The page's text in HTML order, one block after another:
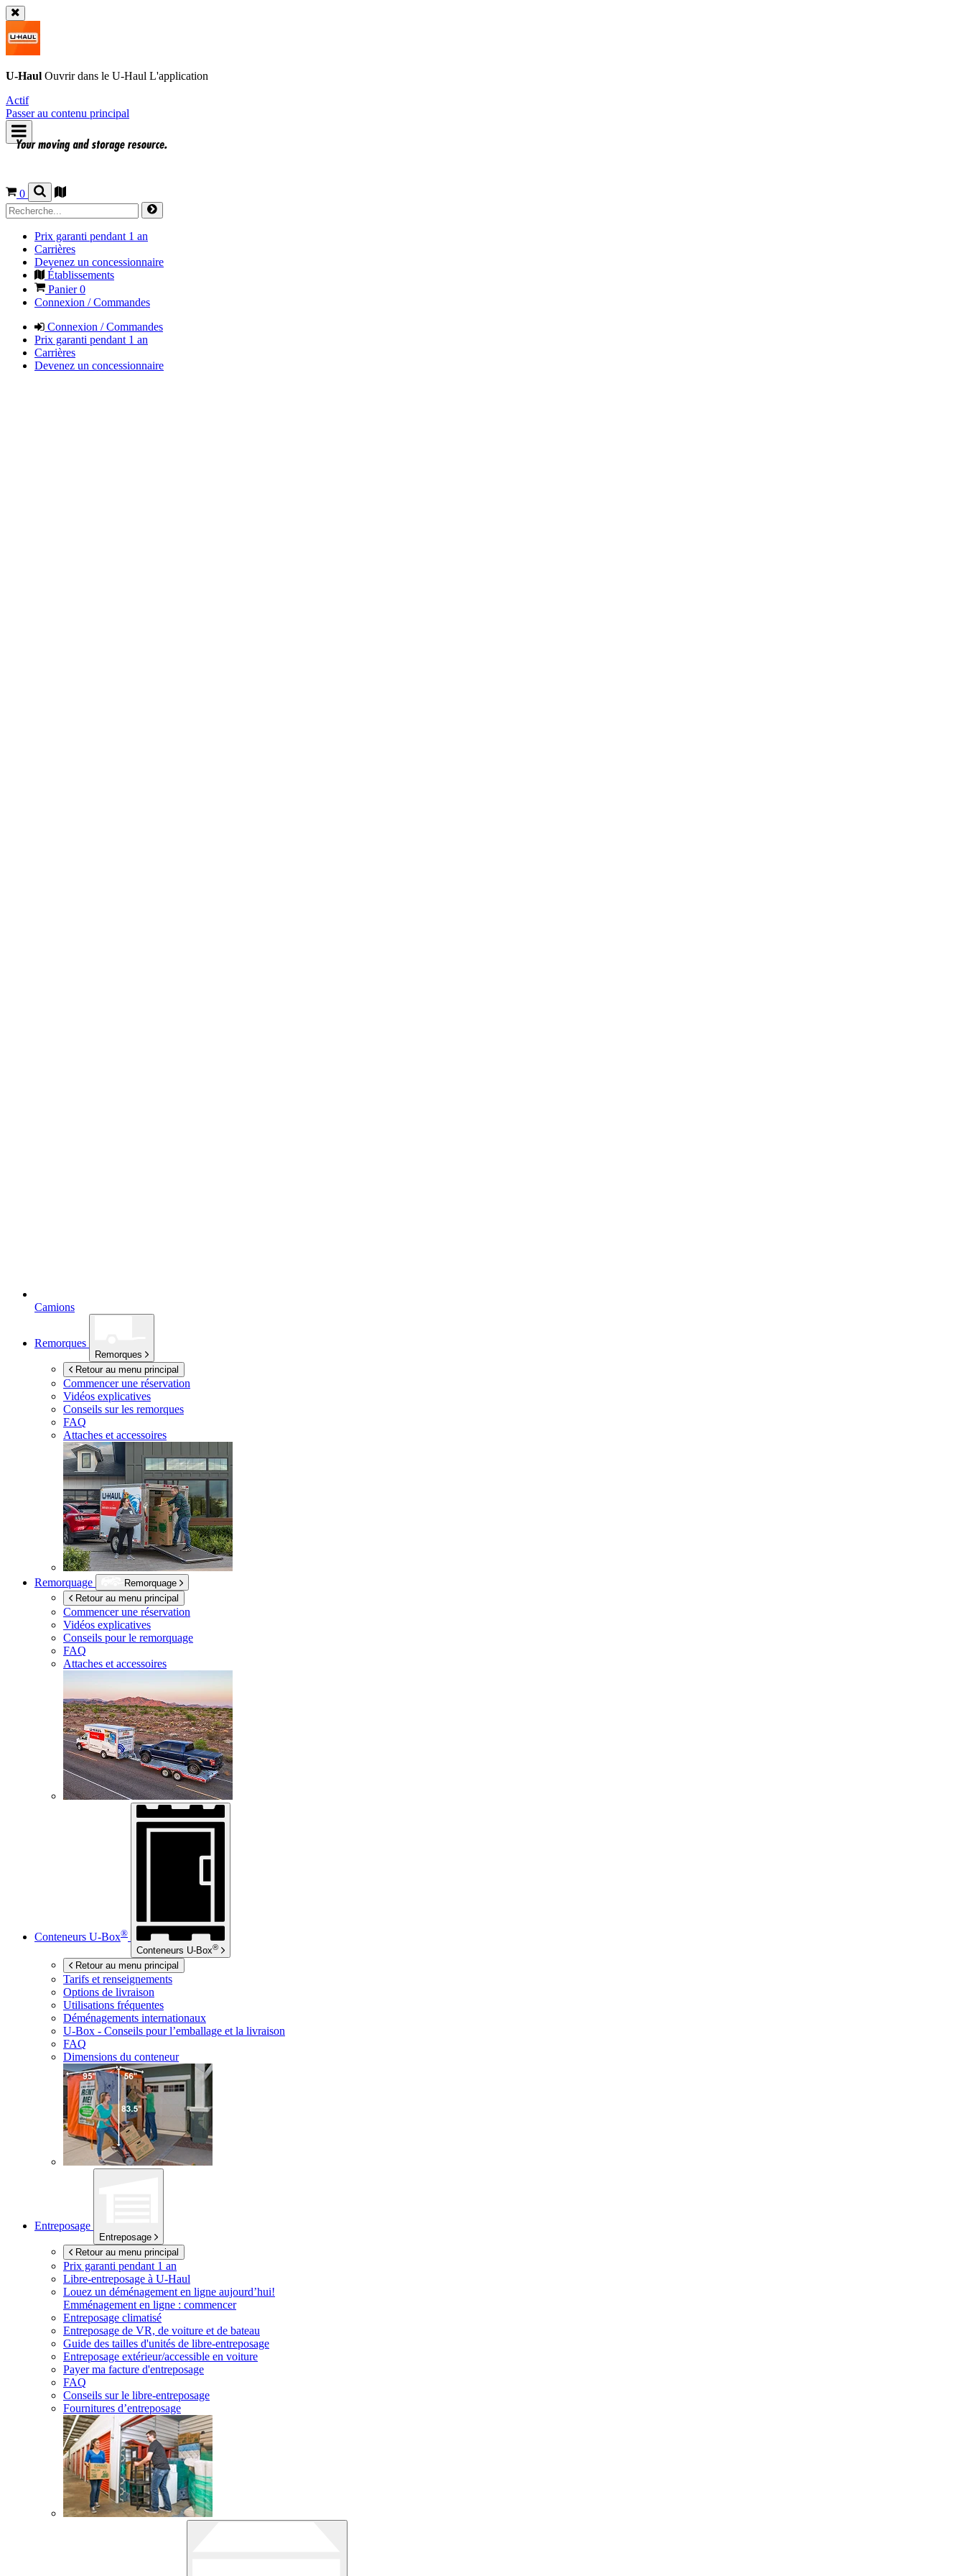
U-Haul Ouvrir dans le U-Haul L'application
Actif
Passer au contenu principal
0
Prix garanti pendant 1 an
Carrières
Devenez un concessionnaire
Établissements
Panier0
Connexion / Commandes
Connexion / Commandes
Prix garanti pendant 1 an
Carrières
Devenez un concessionnaire
Camions
Remorques
Remorques
Retour au menu principal
Commencer une réservation
Vidéos explicatives
Conseils sur les remorques
FAQ
Attaches et accessoires
Remorquage
Remorquage
Retour au menu principal
Commencer une réservation
Vidéos explicatives
Conseils pour le remorquage
FAQ
Attaches et accessoires
Conteneurs U-Box®
Conteneurs U-Box®
Retour au menu principal
Tarifs et renseignements
Options de livraison
Utilisations fréquentes
Déménagements internationaux
U-Box - Conseils pour l’emballage et la livraison
FAQ
Dimensions du conteneur
Entreposage
Entreposage
Retour au menu principal
Prix garanti pendant 1 an
Libre-entreposage à U-Haul
Louez un déménagement en ligne aujourd’hui!
Emménagement en ligne : commencer
Entreposage climatisé
Entreposage de VR, de voiture et de bateau
Guide des tailles d'unités de libre-entreposage
Entreposage extérieur/accessible en voiture
Payer ma facture d'entreposage
FAQ
Conseils sur le libre-entreposage
Fournitures d’entreposage